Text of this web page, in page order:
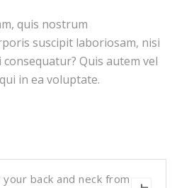
quis nostrum
suscipit laboriosam, nisi
Quis autem vel
in ea voluptate.
back and neck from